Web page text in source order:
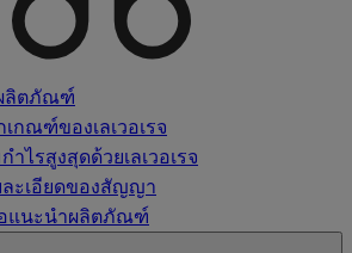
ลิตภัณฑ์
เกณฑ์ของเลเวอเรจ
ำไรสูงสุดด้วยเลเวอเรจ
ละเอียดของสัญญา
แนะนำผลิตภัณฑ์